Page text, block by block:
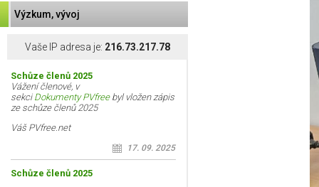
Výzkum, vývoj
Vaše IP adresa je: 216.73.217.78
Schůze členů 2025
Vážení členové, v
sekci Dokumenty PVfreebyl vložen zápis
ze schůze členů 2025
Váš PVfree.net
17. 09. 2025
Schůze členů 2025